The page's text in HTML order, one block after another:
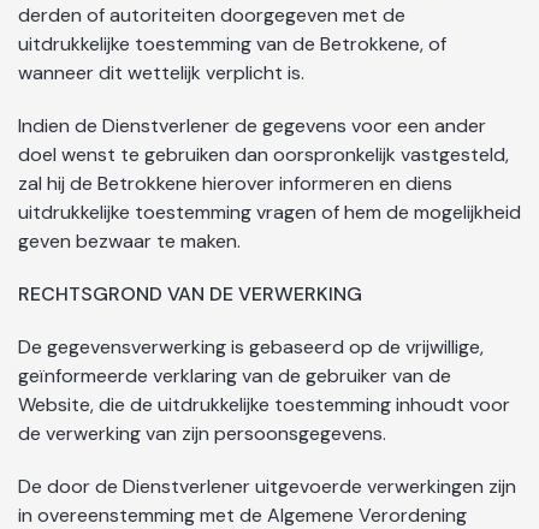
derden of autoriteiten doorgegeven met de
uitdrukkelijke toestemming van de Betrokkene, of
wanneer dit wettelijk verplicht is.
Indien de Dienstverlener de gegevens voor een ander
doel wenst te gebruiken dan oorspronkelijk vastgesteld,
zal hij de Betrokkene hierover informeren en diens
uitdrukkelijke toestemming vragen of hem de mogelijkheid
geven bezwaar te maken.
RECHTSGROND VAN DE VERWERKING
De gegevensverwerking is gebaseerd op de vrijwillige,
geïnformeerde verklaring van de gebruiker van de
Website, die de uitdrukkelijke toestemming inhoudt voor
de verwerking van zijn persoonsgegevens.
De door de Dienstverlener uitgevoerde verwerkingen zijn
in overeenstemming met de Algemene Verordening